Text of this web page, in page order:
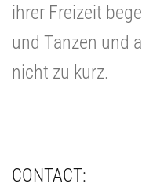
ihrer Freizeit
und Tanzen und
nicht zu kurz.
CONTACT: